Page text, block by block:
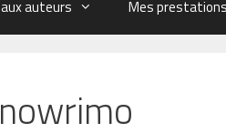
auteurs Mes